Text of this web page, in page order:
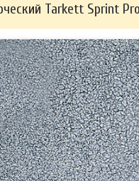
Tarkett Sprint